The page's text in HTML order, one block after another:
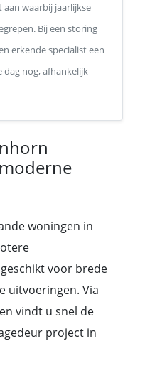
waarbij jaarlijkse
Bij een storing
erkende specialist een
nog, afhankelijk
woningen in
voor brede
uitvoeringen. Via
vindt u snel de
project in